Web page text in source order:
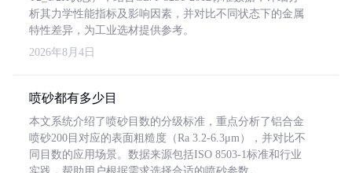
析其力学性能指标及影响因素，并对比不同状态下的金属
特性差异，为工业选材提供参考。
2026年8月4日
喷砂都有多少目
本文系统介绍了喷砂目数的分级标准，重点分析了铝合金
喷砂200目对应的表面粗糙度（Ra 3.2-6.3μm），并对比不
同目数的应用场景。数据来源包括ISO 8503-1标准和行业